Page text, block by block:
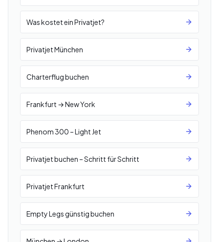
Was kostet ein Privatjet?
Privatjet München
Charterflug buchen
Frankfurt → New York
Phenom 300 – Light Jet
Privatjet buchen – Schritt für Schritt
Privatjet Frankfurt
Empty Legs günstig buchen